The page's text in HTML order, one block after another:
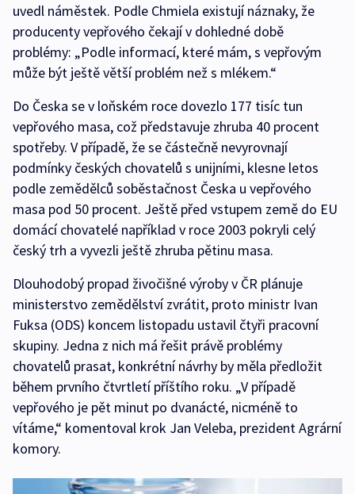
uvedl náměstek. Podle Chmiela existují náznaky, že
producenty vepřového čekají v dohledné době
problémy: „Podle informací, které mám, s vepřovým
může být ještě větší problém než s mlékem.“
Do Česka se v loňském roce dovezlo 177 tisíc tun
vepřového masa, což představuje zhruba 40 procent
spotřeby. V případě, že se částečně nevyrovnají
podmínky českých chovatelů s unijními, klesne letos
podle zemědělců soběstačnost Česka u vepřového
masa pod 50 procent. Ještě před vstupem země do EU
domácí chovatelé například v roce 2003 pokryli celý
český trh a vyvezli ještě zhruba pětinu masa.
Dlouhodobý propad živočišné výroby v ČR plánuje
ministerstvo zemědělství zvrátit, proto ministr Ivan
Fuksa (ODS) koncem listopadu ustavil čtyři pracovní
skupiny. Jedna z nich má řešit právě problémy
chovatelů prasat, konkrétní návrhy by měla předložit
během prvního čtvrtletí příštího roku. „V případě
vepřového je pět minut po dvanácté, nicméně to
vítáme,“ komentoval krok Jan Veleba, prezident Agrární
komory.